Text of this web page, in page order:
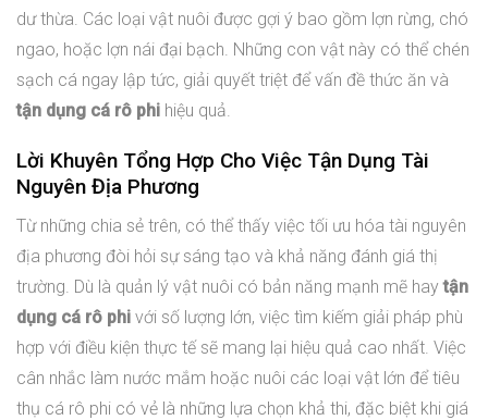
dư thừa. Các loại vật nuôi được gợi ý bao gồm lợn rừng, chó
ngao, hoặc lợn nái đại bạch. Những con vật này có thể chén
sạch cá ngay lập tức, giải quyết triệt để vấn đề thức ăn và
tận dụng cá rô phi hiệu quả.
Lời Khuyên Tổng Hợp Cho Việc Tận Dụng Tài
Nguyên Địa Phương
Từ những chia sẻ trên, có thể thấy việc tối ưu hóa tài nguyên
địa phương đòi hỏi sự sáng tạo và khả năng đánh giá thị
trường. Dù là quản lý vật nuôi có bản năng mạnh mẽ haytận
dụng cá rô phi với số lượng lớn, việc tìm kiếm giải pháp phù
hợp với điều kiện thực tế sẽ mang lại hiệu quả cao nhất. Việc
cân nhắc làm nước mắm hoặc nuôi các loại vật lớn để tiêu
thụ cá rô phi có vẻ là những lựa chọn khả thi, đặc biệt khi giá